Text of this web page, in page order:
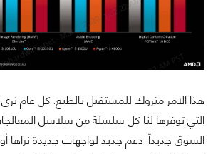
هذا الأمر متروك للمستقبل بالطبع. كل عام نرى
التي توفرها لنا كل سلسلة من سلاسل
السوق جديداً. دعم جديد لواجهات جديدة نراها